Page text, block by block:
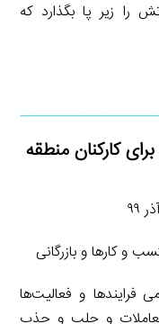
را زیر پا بگذارد که
کارکنان منطقه
و کارها و بازرگانی
فرایندها و فعالیت‌ها
معاملات و جلب و جذب